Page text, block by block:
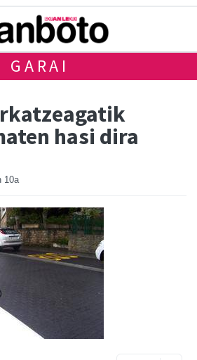
GARAI
hasi dira
10a